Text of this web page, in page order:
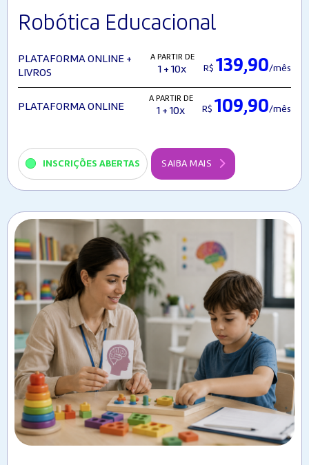
Robótica Educacional
PLATAFORMA ONLINE +
LIVROS
A PARTIR DE
1 + 10x R$ 139,90/mês
PLATAFORMA ONLINE
A PARTIR DE
1 + 10x R$ 109,90/mês
INSCRIÇÕES ABERTAS SAIBA MAIS